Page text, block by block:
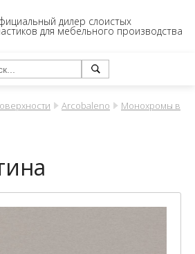
дилер слоистых
для мебельного производства
Arcobaleno
Монохромы в